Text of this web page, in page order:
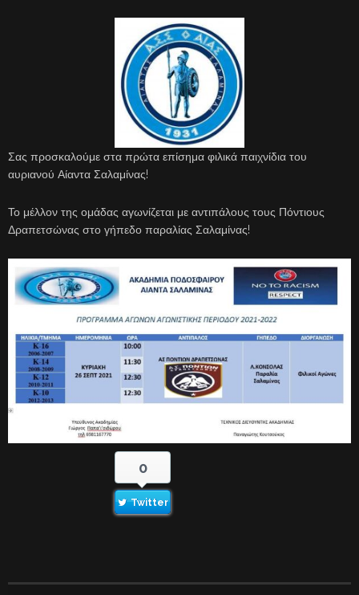
Σας προσκαλούμε στα πρώτα επίσημα φιλικά παιχνίδια του
αυριανού Αίαντα Σαλαμίνας!
Το μέλλον της ομάδας αγωνίζεται με αντιπάλους τους Πόντιους
Δραπετσώνας στο γήπεδο παραλίας Σαλαμίνας!
0
Twitter